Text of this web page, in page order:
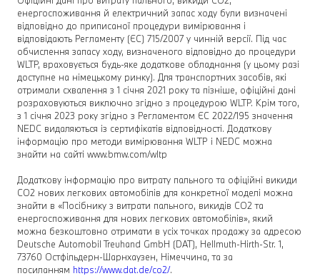
енергоспоживання й електричний запас ходу були визначені
відповідно до приписаної процедури вимірювання і
відповідають Регламенту (ЄС) 715/2007 у чинній версії. Під час
обчислення запасу ходу, визначеного відповідно до процедури
WLTP, враховується будь-яке додаткове обладнання (у цьому разі
доступне на німецькому ринку). Для транспортних засобів, які
отримали схвалення з 1 січня 2021 року та пізніше, офіційні дані
розраховуються виключно згідно з процедурою WLTP. Крім того,
з 1 січня 2023 року згідно з Регламентом ЄС 2022/195 значення
NEDC видаляються із сертифікатів відповідності. Додаткову
інформацію про методи вимірювання WLTP і NEDC можна
знайти на сайті www.bmw.com/wltp
Додаткову інформацію про витрату пального та офіційні викиди
CO2 нових легкових автомобілів для конкретної моделі можна
знайти в «Посібнику з витрати пального, викидів CO2 та
енергоспоживання для нових легкових автомобілів», який
можна безкоштовно отримати в усіх точках продажу за адресою
Deutsche Automobil Treuhand GmbH (DAT), Hellmuth-Hirth-Str. 1,
73760 Остфільдерн-Шарнхаузен, Німеччина, та за
посиланням https://www.dat.de/co2/.